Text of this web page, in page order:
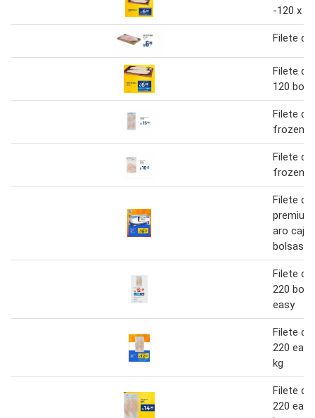
-120 x
Filete de
Filete
120
Filete de
frozen 1
Filete de
frozen
Filete de
aro caja
bolsas x
Filete
220
easy
Filete
220
kg
Filete
220